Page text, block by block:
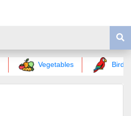
Vegetables Birds